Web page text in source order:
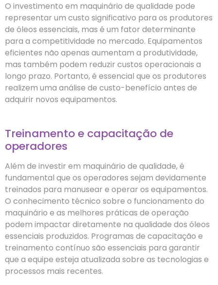
O investimento em maquinário de qualidade pode
representar um custo significativo para os produtores
de óleos essenciais, mas é um fator determinante
para a competitividade no mercado. Equipamentos
eficientes não apenas aumentam a produtividade,
mas também podem reduzir custos operacionais a
longo prazo. Portanto, é essencial que os produtores
realizem uma análise de custo-benefício antes de
adquirir novos equipamentos.
Treinamento e capacitação de
operadores
Além de investir em maquinário de qualidade, é
fundamental que os operadores sejam devidamente
treinados para manusear e operar os equipamentos.
O conhecimento técnico sobre o funcionamento do
maquinário e as melhores práticas de operação
podem impactar diretamente na qualidade dos óleos
essenciais produzidos. Programas de capacitação e
treinamento contínuo são essenciais para garantir
que a equipe esteja atualizada sobre as tecnologias e
processos mais recentes.